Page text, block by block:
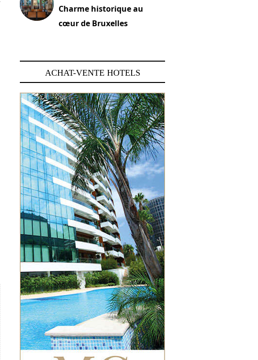
Charme historique au
cœur de Bruxelles
ACHAT-VENTE HOTELS